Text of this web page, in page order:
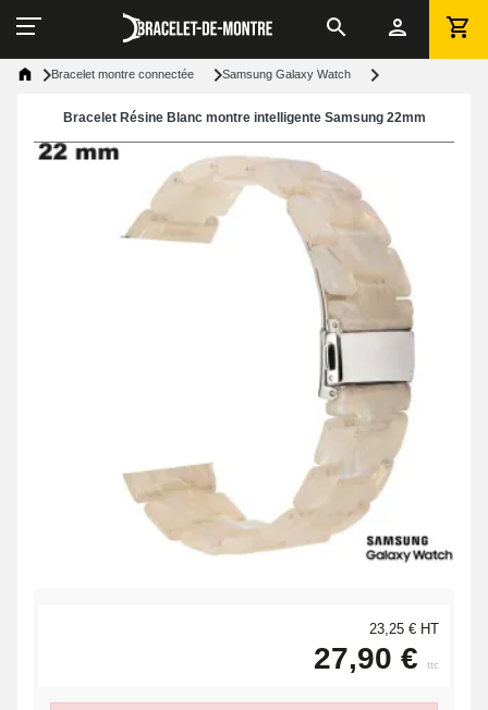
Bracelet montre connectée Samsung Galaxy Watch
Bracelet Résine Blanc montre intelligente Samsung 22mm
23,25 € HT
27,90 € ttc